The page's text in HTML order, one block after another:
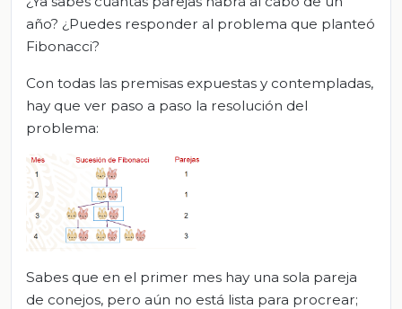
año? ¿Puedes responder al problema que planteó
Fibonacci?
Con todas las premisas expuestas y contempladas,
hay que ver paso a paso la resolución del
problema:
Sabes que en el primer mes hay una sola pareja
de conejos, pero aún no está lista para procrear;